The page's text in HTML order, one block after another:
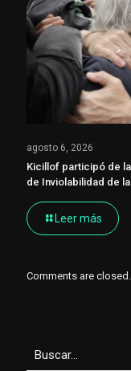
agosto 6, 2026
Kicillof participó de
de Inviolabilidad de
Leer más
Comments are closed.